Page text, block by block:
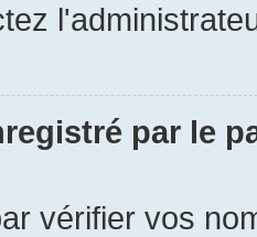
par le
vérifier vos